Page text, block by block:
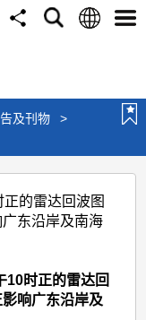
分
搜
语
选
及刊物
>
时正的雷达回
响广东沿岸及